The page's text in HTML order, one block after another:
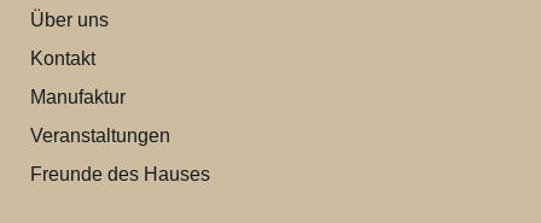
Über uns
Kontakt
Manufaktur
Veranstaltungen
Freunde des Hauses